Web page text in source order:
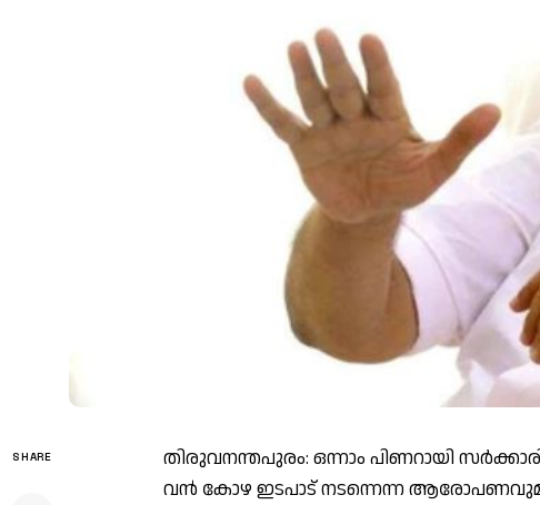
SHARE
തിരുവനന്തപുരം: ഒന്നാം പിണറായി
വന്‍ കോഴ ഇടപാട് നടന്നെന്ന